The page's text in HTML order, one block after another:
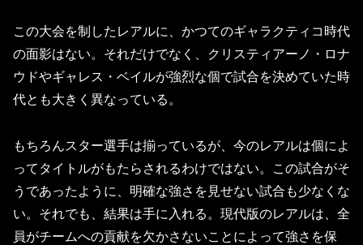
この大会を制したレアルに、かつてのギャラクティコ時代
の面影はない。それだけでなく、クリスティアーノ・ロナ
ウドやギャレス・ベイルが強烈な個で試合を決めていた時
代とも大きく異なっている。
もちろんスター選手は揃っているが、今のレアルは個によ
ってタイトルがもたらされるわけではない。この試合がそ
うであったように、明確な強さを見せない試合も少なくな
い。それでも、結果は手に入れる。現代版のレアルは、全
員がチームへの貢献を欠かさないことによって強さを保